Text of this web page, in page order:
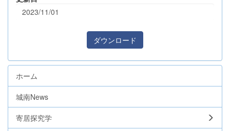
2023/11/01
ダウンロード
ホーム
城南News
寄居探究学